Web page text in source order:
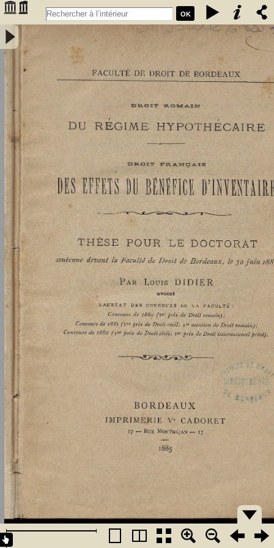
OK
Droit romain : du régime hypothécaire. Droit français : des effets du
bénéfice d'inventaire - Didier, Louis (1859-1913)